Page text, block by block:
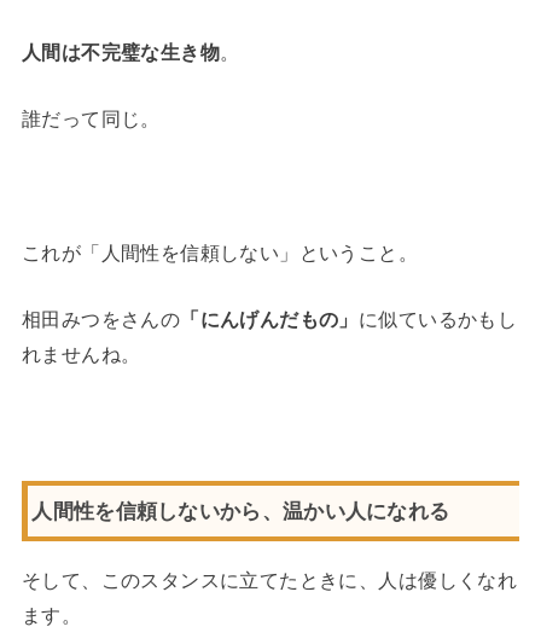
人間は不完璧な生き物。
誰だって同じ。
これが「人間性を信頼しない」ということ。
相田みつをさんの 「にんげんだもの」 に似ているかもし
れませんね。
人間性を信頼しないから、温かい人になれる
そして、このスタンスに立てたときに、人は優しくなれ
ます。